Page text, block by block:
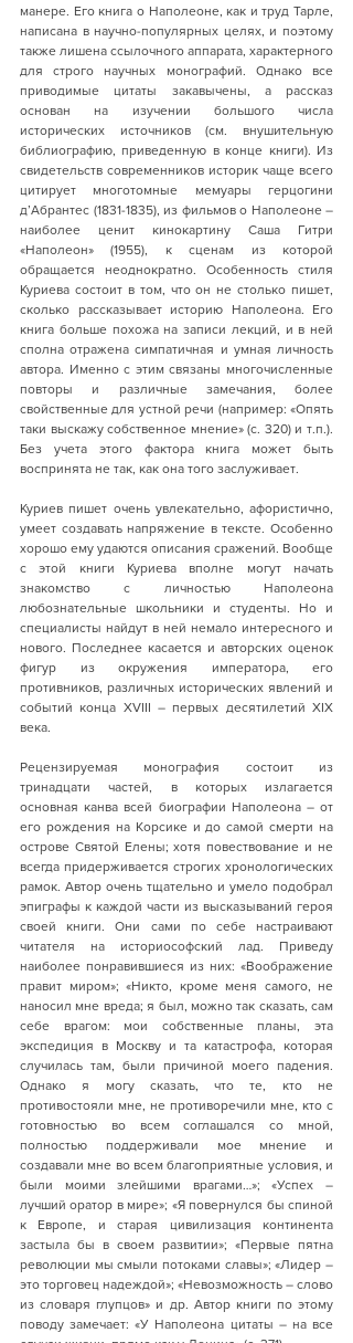
манере. Его книга о Наполеоне, как и труд Тарле,
написана в научно-популярных целях, и поэтому
также лишена ссылочного аппарата, характерного
для строго научных монографий. Однако все
приводимые цитаты закавычены, а рассказ
основан на изучении большого числа
исторических источников (см. внушительную
библиографию, приведенную в конце книги). Из
свидетельств современников историк чаще всего
цитирует многотомные мемуары герцогини
д’Абрантес (1831-1835), из фильмов о Наполеоне –
наиболее ценит кинокартину Саша Гитри
«Наполеон» (1955), к сценам из которой
обращается неоднократно. Особенность стиля
Куриева состоит в том, что он не столько пишет,
сколько рассказывает историю Наполеона. Его
книга больше похожа на записи лекций, и в ней
сполна отражена симпатичная и умная личность
автора. Именно с этим связаны многочисленные
повторы и различные замечания, более
свойственные для устной речи (например: «Опять
таки выскажу собственное мнение» (с. 320) и т.п.).
Без учета этого фактора книга может быть
воспринята не так, как она того заслуживает.
Куриев пишет очень увлекательно, афористично,
умеет создавать напряжение в тексте. Особенно
хорошо ему удаются описания сражений. Вообще
с этой книги Куриева вполне могут начать
знакомство с личностью Наполеона
любознательные школьники и студенты. Но и
специалисты найдут в ней немало интересного и
нового. Последнее касается и авторских оценок
фигур из окружения императора, его
противников, различных исторических явлений и
событий конца XVIII – первых десятилетий XIX
века.
Рецензируемая монография состоит из
тринадцати частей, в которых излагается
основная канва всей биографии Наполеона – от
его рождения на Корсике и до самой смерти на
острове Святой Елены; хотя повествование и не
всегда придерживается строгих хронологических
рамок. Автор очень тщательно и умело подобрал
эпиграфы к каждой части из высказываний героя
своей книги. Они сами по себе настраивают
читателя на историософский лад. Приведу
наиболее понравившиеся из них: «Воображение
правит миром»; «Никто, кроме меня самого, не
наносил мне вреда; я был, можно так сказать, сам
себе врагом: мои собственные планы, эта
экспедиция в Москву и та катастрофа, которая
случилась там, были причиной моего падения.
Однако я могу сказать, что те, кто не
противостояли мне, не противоречили мне, кто с
готовностью во всем соглашался со мной,
полностью поддерживали мое мнение и
создавали мне во всем благоприятные условия, и
были моими злейшими врагами…»; «Успех –
лучший оратор в мире»; «Я повернулся бы спиной
к Европе, и старая цивилизация континента
застыла бы в своем развитии»; «Первые пятна
революции мы смыли потоками славы»; «Лидер –
это торговец надеждой»; «Невозможность – слово
из словаря глупцов» и др. Автор книги по этому
поводу замечает: «У Наполеона цитаты – на все